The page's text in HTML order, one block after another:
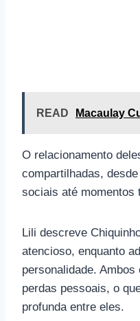
READ Macaulay
O relacionamento
compartilhadas,
sociais até momentos
Lili descreve
atencioso, enquanto
personalidade.
perdas pessoais, o
profunda entre eles.